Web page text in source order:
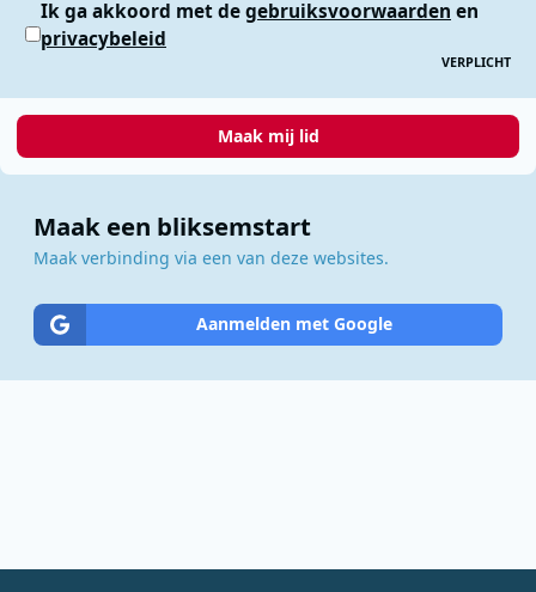
Ik ga akkoord met degebruiksvoorwaarden en
privacybeleid
VERPLICHT
Maak mij lid
Maak een bliksemstart
Maak verbinding via een van deze websites.
Aanmelden met Google